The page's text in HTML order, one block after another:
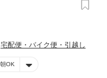
宅配便・バイク便・引越し
OK